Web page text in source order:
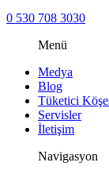
0 530 708 3030
Menü
Medya
Blog
Tüketici
Servisler
İletişim
Navigasyon